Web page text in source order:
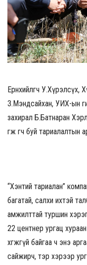
Ерөнхийлөгч У.Хүрэлсүх,
З.Мэндсайхан, УИХ-ын
захирал Б.Батнаран
өгөөжөө өгч буй
“Хэнтий тариалан”
багатай, салхи ихтэй
амжилттай туршин
22 центнер ургац
хөгжөөгүй байгаа ч энэ
сайжирч, тэр хэрээр